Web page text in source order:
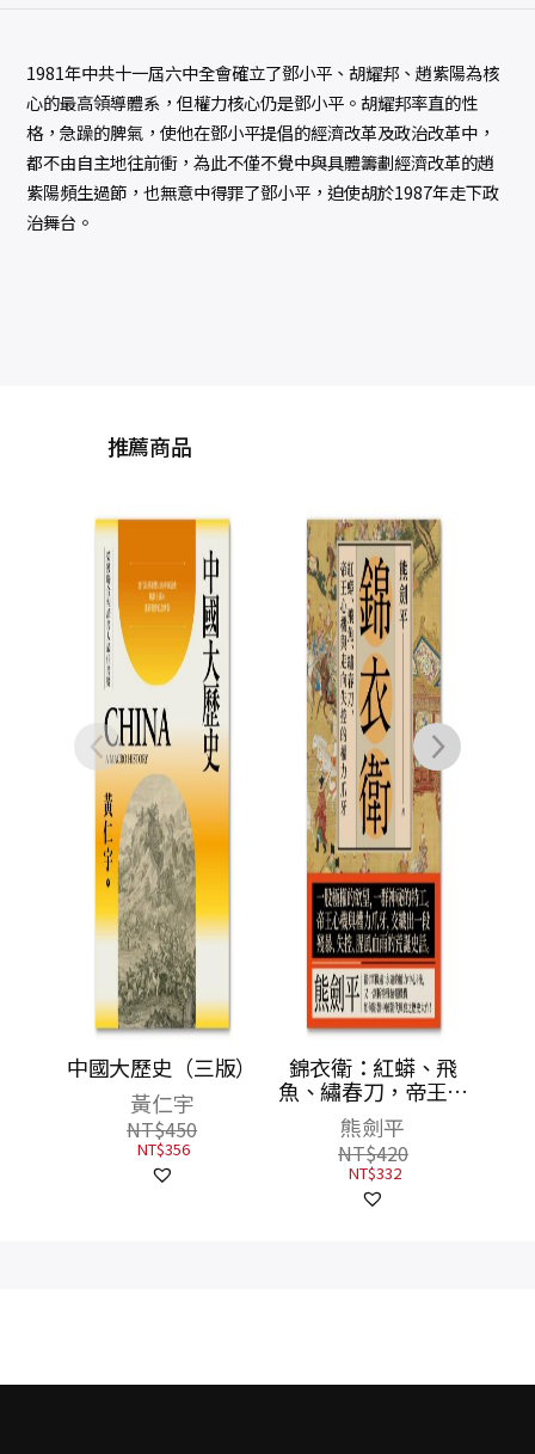
1981年中共十一屆六中全會確立了鄧小平、胡耀邦、趙紫陽為核
心的最高領導體系，但權力核心仍是鄧小平。胡耀邦率直的性
格，急躁的脾氣，使他在鄧小平提倡的經濟改革及政治改革中，
都不由自主地往前衝，為此不僅不覺中與具體籌劃經濟改革的趙
紫陽頻生過節，也無意中得罪了鄧小平，迫使胡於1987年走下政
治舞台。
推薦商品
三版）
錦衣衛：紅蟒、飛
魚、繡春刀，帝王心
機與走向失控的權力
爪牙
熊劍平
NT$
NT$
毛澤東時代和後毛澤
東時代（1949-
2009）：另一種歷史
書寫（上、下）
錢理群
NT$1,000
NT$ 750